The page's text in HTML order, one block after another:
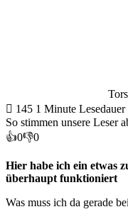
145 1 Minute Lesedauer
So stimmen unsere Leser
👍0👎0
Hier habe ich ein etwas
überhaupt funktioniert
Was muss ich da gerade